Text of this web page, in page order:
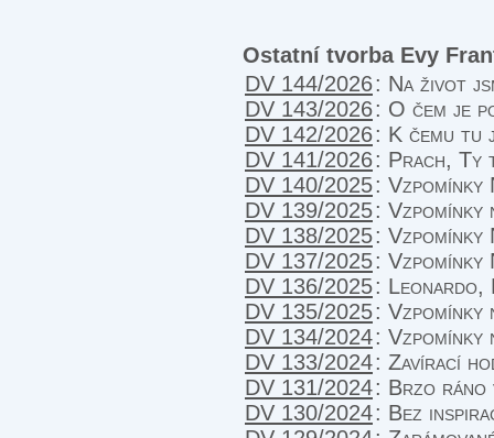
Ostatní tvorba Evy
DV 144/2026: Na život
DV 143/2026: O čem je
DV 142/2026: K čemu tu
DV 141/2026: Prach, Ty
DV 140/2025: Vzpomínky
DV 139/2025:
DV 138/2025:
DV 137/2025: Vzpomínky
DV 136/2025: Leonardo,
DV 135/2025:
DV 134/2024:
DV 133/2024: Zavírací
DV 131/2024: Brzo ráno
DV 130/2024: Bez